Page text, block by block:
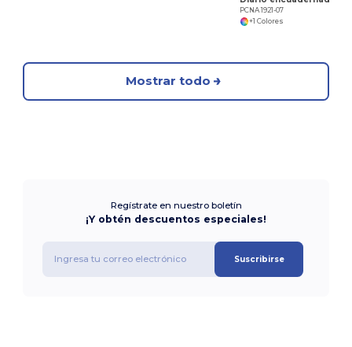
PCNA 1921-07
+1 Colores
Mostrar todo
Regístrate en nuestro boletín
¡Y obtén descuentos especiales!
Suscribirse